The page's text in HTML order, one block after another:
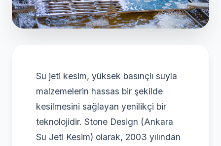
Su jeti kesim, yüksek basınçlı suyla
malzemelerin hassas bir şekilde
kesilmesini sağlayan yenilikçi bir
teknolojidir. Stone Design (Ankara
Su Jeti Kesim) olarak, 2003 yılından